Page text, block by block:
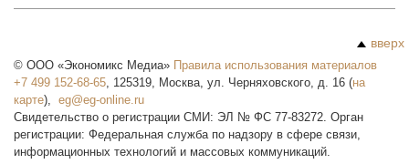
вверх
© ООО «Экономикс Медиа» Правила использования материалов
+7 499 152-68-65, 125319, Москва, ул. Черняховского, д. 16 (на
карте),
Свидетельство о регистрации СМИ: ЭЛ № ФС 77-83272. Орган
регистрации: Федеральная служба по надзору в сфере связи,
информационных технологий и массовых коммуникаций.